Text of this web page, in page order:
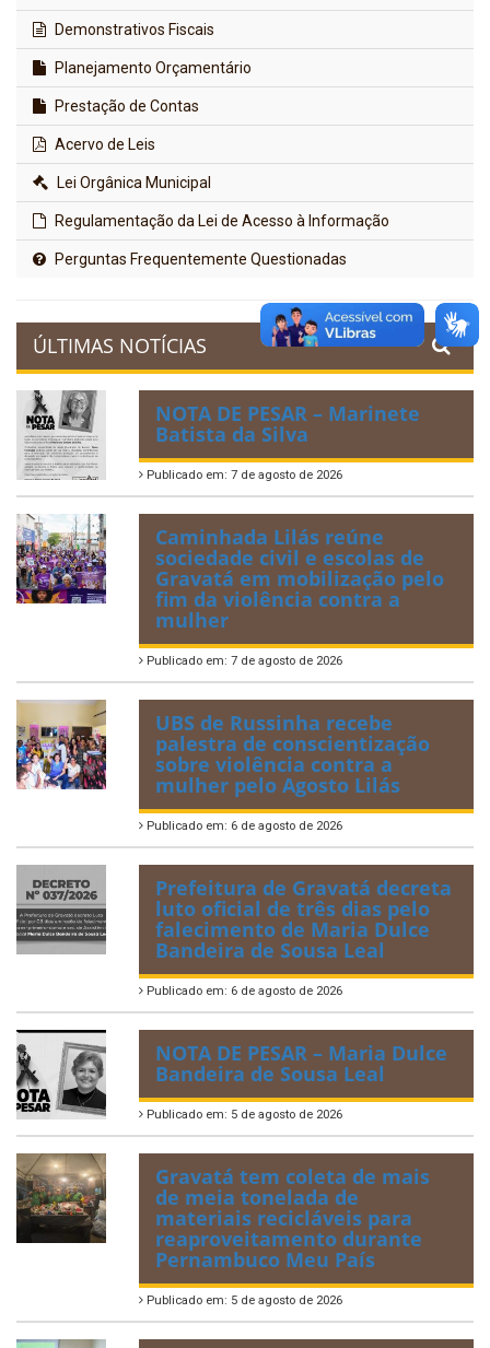
Demonstrativos Fiscais
Planejamento Orçamentário
Prestação de Contas
Acervo de Leis
Lei Orgânica Municipal
Regulamentação da Lei de Acesso à Informação
Perguntas Frequentemente Questionadas
ÚLTIMAS NOTÍCIAS
NOTA DE PESAR – Marinete
Batista da Silva
Publicado em: 7 de agosto de 2026
Caminhada Lilás reúne
sociedade civil e escolas de
Gravatá em mobilização pelo
fim da violência contra a
mulher
Publicado em: 7 de agosto de 2026
UBS de Russinha recebe
palestra de conscientização
sobre violência contra a
mulher pelo Agosto Lilás
Publicado em: 6 de agosto de 2026
Prefeitura de Gravatá decreta
luto oficial de três dias pelo
falecimento de Maria Dulce
Bandeira de Sousa Leal
Publicado em: 6 de agosto de 2026
NOTA DE PESAR – Maria Dulce
Bandeira de Sousa Leal
Publicado em: 5 de agosto de 2026
Gravatá tem coleta de mais
de meia tonelada de
materiais recicláveis para
reaproveitamento durante
Pernambuco Meu País
Publicado em: 5 de agosto de 2026